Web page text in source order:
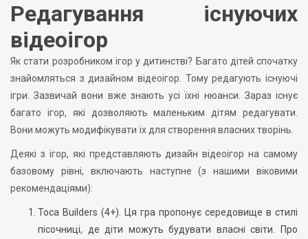
Редагування існуючих
відеоігор
Як стати розробником ігор у дитинстві? Багато дітей спочатку
знайомляться з дизайном відеоігор. Тому редагують існуючі
ігри. Зазвичай вони вже знають усі їхні нюанси. Зараз існує
багато ігор, які дозволяють маленьким дітям редагувати.
Вони можуть модифікувати їх для створення власних творінь.
Деякі з ігор, які представляють дизайн відеоігор на самому
базовому рівні, включають наступне (з нашими віковими
рекомендаціями):
Toca Builders (4+). Ця гра пропонує середовище в стилі
пісочниці, де діти можуть будувати власні світи. Про